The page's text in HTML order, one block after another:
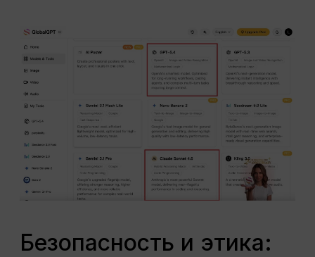
Безопасность и этика: